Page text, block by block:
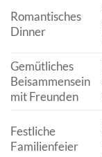
Romantisches
Dinner
Gemütliches
Beisammensein
mit Freunden
Festliche
Familienfeier